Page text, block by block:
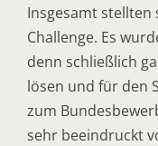
Insgesamt stellten
Challenge. Es
denn schließlich
lösen und für den
zum
sehr beeindruckt